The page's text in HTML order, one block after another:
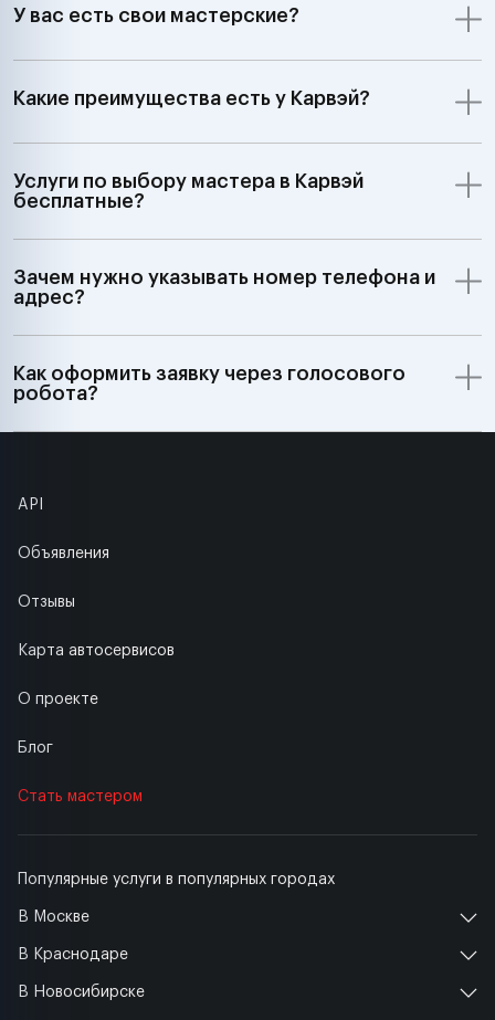
У вас есть свои мастерские?
Какие преимущества есть у Карвэй?
Услуги по выбору мастера в Карвэй
бесплатные?
Зачем нужно указывать номер телефона и
адрес?
Как оформить заявку через голосового
робота?
Популярные услуги в популярных городах
В Москве
В Краснодаре
В Новосибирске
API
Объявления
Отзывы
Карта автосервисов
О проекте
Блог
Стать мастером